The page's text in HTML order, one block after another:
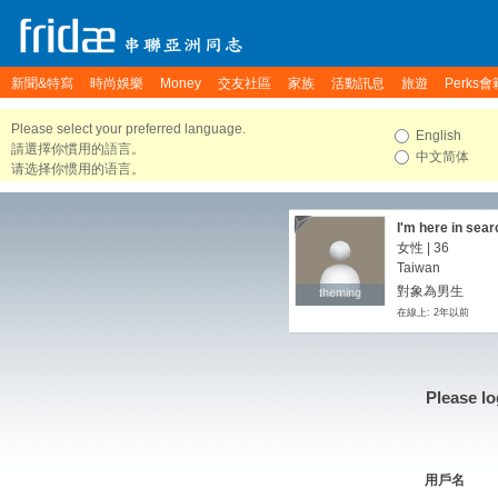
新聞&特寫 時尚娛樂 Money 交友社區 家族 活動訊息 旅遊 Perks會
Please select your preferred language.
請選擇你慣用的語言。
请选择你惯用的语言。
English
中文简体
theming
theming
I'm here in
女性 | 36
Taiwan
對象為男生
在線上: 2年以前
Please
用戶名